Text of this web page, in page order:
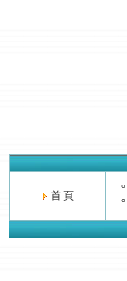
首 頁
°
°